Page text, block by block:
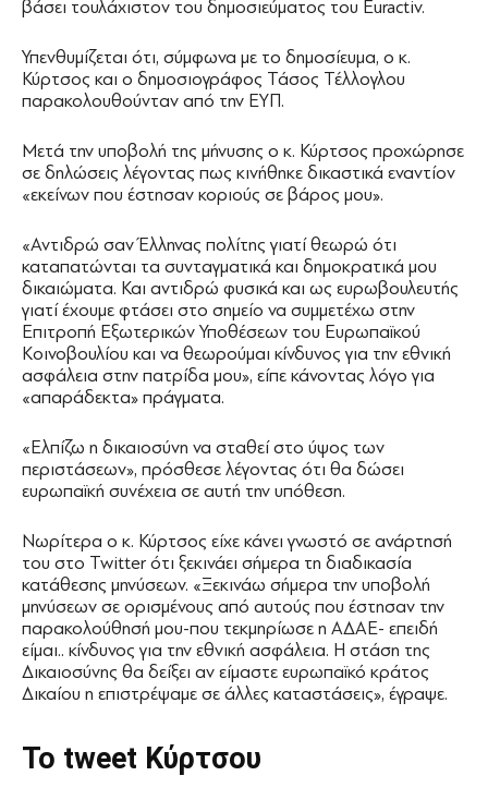
βάσει τουλάχιστον του δημοσιεύματος του Euractiv.
Υπενθυμίζεται ότι, σύμφωνα με το δημοσίευμα, ο κ.
Κύρτσος και ο δημοσιογράφος Τάσος Τέλλογλου
παρακολουθούνταν από την ΕΥΠ.
Μετά την υποβολή της μήνυσης ο κ. Κύρτσος προχώρησε
σε δηλώσεις λέγοντας πως κινήθηκε δικαστικά εναντίον
«εκείνων που έστησαν κοριούς σε βάρος μου».
«Αντιδρώ σαν Έλληνας πολίτης γιατί θεωρώ ότι
καταπατώνται τα συνταγματικά και δημοκρατικά μου
δικαιώματα. Και αντιδρώ φυσικά και ως ευρωβουλευτής
γιατί έχουμε φτάσει στο σημείο να συμμετέχω στην
Επιτροπή Εξωτερικών Υποθέσεων του Ευρωπαϊκού
Κοινοβουλίου και να θεωρούμαι κίνδυνος για την εθνική
ασφάλεια στην πατρίδα μου», είπε κάνοντας λόγο για
«απαράδεκτα» πράγματα.
«Ελπίζω η δικαιοσύνη να σταθεί στο ύψος των
περιστάσεων», πρόσθεσε λέγοντας ότι θα δώσει
ευρωπαϊκή συνέχεια σε αυτή την υπόθεση.
Νωρίτερα ο κ. Κύρτσος είχε κάνει γνωστό σε ανάρτησή
του στο Twitter ότι ξεκινάει σήμερα τη διαδικασία
κατάθεσης μηνύσεων. «Ξεκινάω σήμερα την υποβολή
μηνύσεων σε ορισμένους από αυτούς που έστησαν την
παρακολούθησή μου-που τεκμηρίωσε η ΑΔΑΕ- επειδή
είμαι.. κίνδυνος για την εθνική ασφάλεια. Η στάση της
Δικαιοσύνης θα δείξει αν είμαστε ευρωπαϊκό κράτος
Δικαίου η επιστρέψαμε σε άλλες καταστάσεις», έγραψε.
Το tweet Κύρτσου